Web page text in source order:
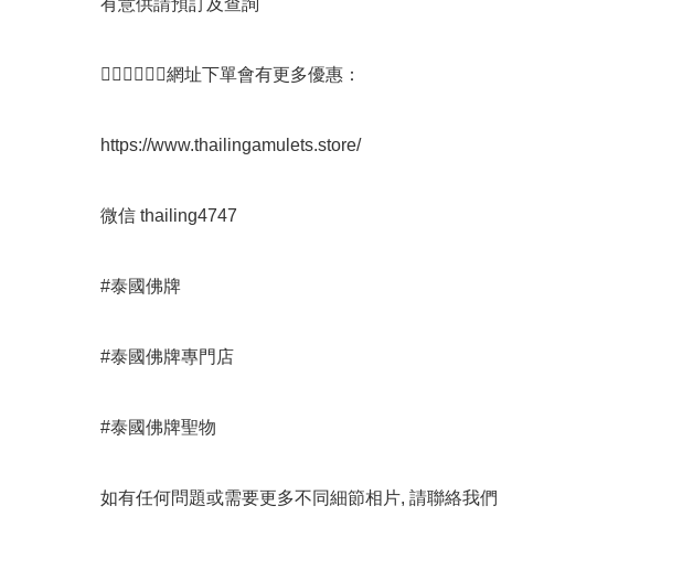
有意供請預訂及查詢
👇🏻👇🏻👇🏻網址下單會有更多優惠：
https://www.thailingamulets.store/
微信 thailing4747
#泰國佛牌
#泰國佛牌專門店
#泰國佛牌聖物
如有任何問題或需要更多不同細節相片, 請聯絡我們